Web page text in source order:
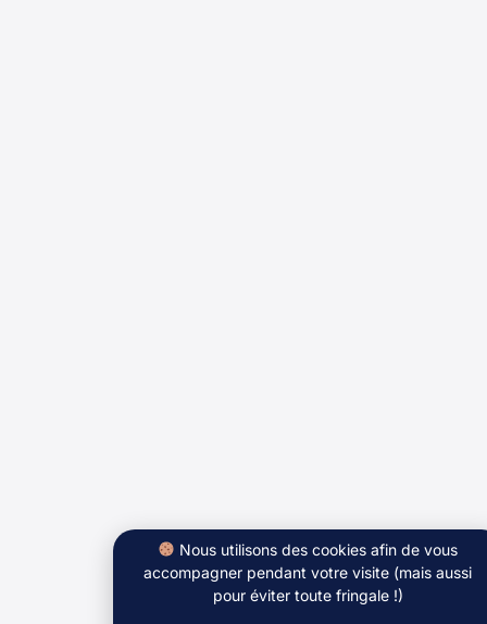
Nous utilisons des cookies afin de vous
accompagner pendant votre visite (mais aussi
pour éviter toute fringale !)